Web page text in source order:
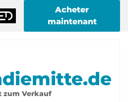
Acheter
maintenant
zum Verkauf